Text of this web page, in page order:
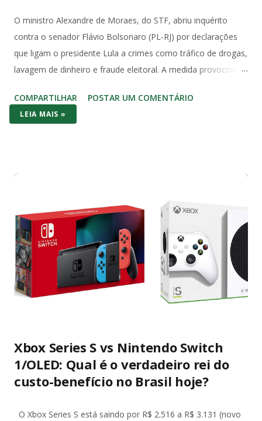
O ministro Alexandre de Moraes, do STF, abriu inquérito
contra o senador Flávio Bolsonaro (PL-RJ) por declarações
que ligam o presidente Lula a crimes como tráfico de drogas,
lavagem de dinheiro e fraude eleitoral. A medida provocou
violação direta à imunidade parlamentar prevista na
Constituição Federal de 1988. O Artigo 53 da Constituição é
exatamente para proteger o livre exercício do mandato
parlamentar. Essa imunidade não é privilégio pessoal, mas
garantia institucional do regime democrático. Ela permite que
senadores e deputados debatem temas nacionais sem medo
de retaliação judicial, inclusive fora do plenário, desde que no
exercício da função. Diante da literalidade do texto
constitucional, a abertur...
COMPARTILHAR POSTAR UM COMENTÁRIO
LEIA MAIS »
Xbox Series S vs Nintendo Switch
1/OLED: Qual é o verdadeiro rei do
custo-benefício no Brasil hoje?
O Xbox Series S está saindo por R$ 2.516 a R$ 3.131 (novo